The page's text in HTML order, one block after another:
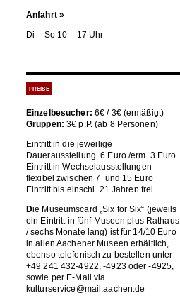
Anfahrt »
Di – So 10 – 17 Uhr
PREISE
Einzelbesucher: 6€ / 3€ (ermäßigt)
Gruppen: 3€ p.P. (ab 8 Personen)
Eintritt in die jeweilige
Dauerausstellung 6 Euro /erm. 3 Euro
Eintritt in Wechselausstellungen
flexibel zwischen 7 und 15 Euro
Eintritt bis einschl. 21 Jahren frei
Die Museumscard „Six for Six“ (jeweils
ein Eintritt in fünf Museen plus Rathaus
/ sechs Monate lang) ist für 14/10 Euro
in allen Aachener Museen erhältlich,
ebenso telefonisch zu bestellen unter
+49 241 432-4922, -4923 oder -4925,
sowie per E-Mail via
kulturservice@mail.aachen.de